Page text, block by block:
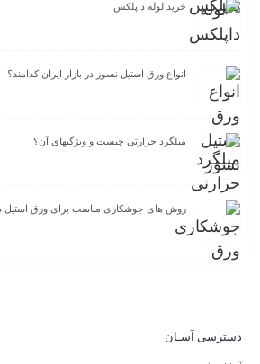
خرید لوله داپلکس
انواع ورق استیل نسوز در بازار ایران کدامند؟
میلگرد حرارتی چیست و ویژگیهای آن؟
روش های جوشکاری مناسب برای ورق استیل
دسترسی آسـان